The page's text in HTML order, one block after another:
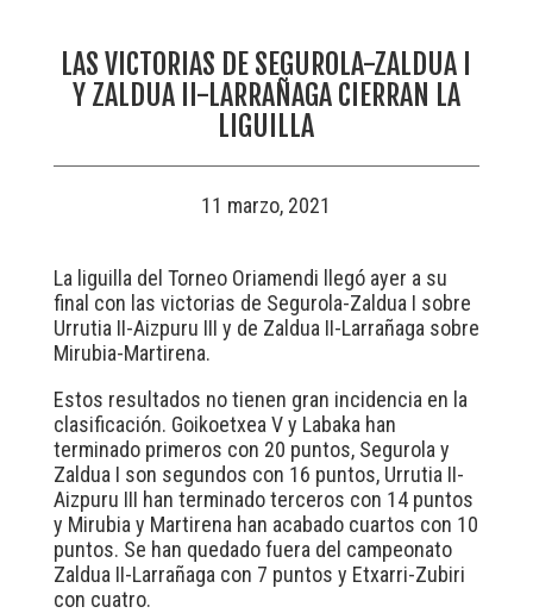
LAS VICTORIAS DE SEGUROLA-ZALDUA I
Y ZALDUA II-LARRAÑAGA CIERRAN LA
LIGUILLA
11 marzo, 2021
La liguilla del Torneo Oriamendi llegó ayer a su
final con las victorias de Segurola-Zaldua I sobre
Urrutia II-Aizpuru III y de Zaldua II-Larrañaga sobre
Mirubia-Martirena.
Estos resultados no tienen gran incidencia en la
clasificación. Goikoetxea V y Labaka han
terminado primeros con 20 puntos, Segurola y
Zaldua I son segundos con 16 puntos, Urrutia II-
Aizpuru III han terminado terceros con 14 puntos
y Mirubia y Martirena han acabado cuartos con 10
puntos. Se han quedado fuera del campeonato
Zaldua II-Larrañaga con 7 puntos y Etxarri-Zubiri
con cuatro.